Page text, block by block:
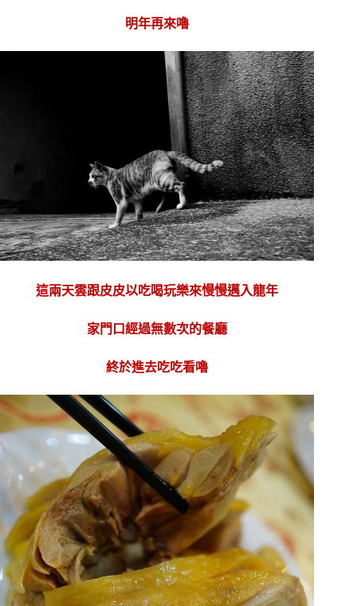
明年再來嚕
這兩天雲跟皮皮以吃喝玩樂來慢慢邁入龍年
家門口經過無數次的餐廳
終於進去吃吃看嚕